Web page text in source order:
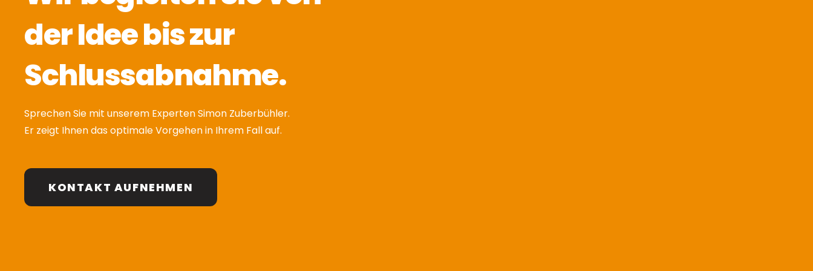
der Idee bis zur
Schlussabnahme.
Sprechen Sie mit unserem Experten Simon Zuberbühler.
Er zeigt Ihnen das optimale Vorgehen in Ihrem Fall auf.
KONTAKT AUFNEHMEN